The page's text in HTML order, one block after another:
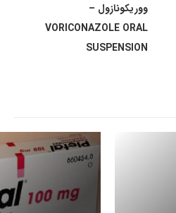
ووریکونازول –
VORICONAZOLE ORAL
SUSPENSION